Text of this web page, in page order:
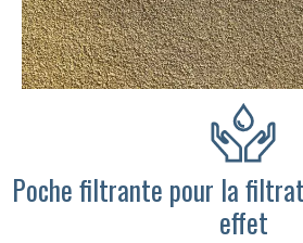
Poche filtrante pour la
effet